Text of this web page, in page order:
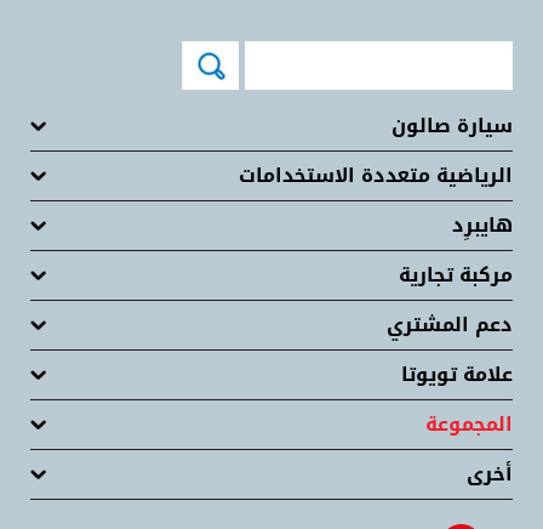
سيارة صالون
الرياضية متعددة الاستخدامات
هايبرِد
مركبة تجارية
دعم المشتري
علامة تويوتا
المجموعة
أخرى